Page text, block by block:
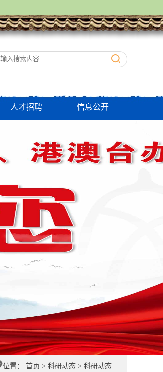
人才招聘 信息公开
位置： 首页 > 科研动态 > 科研动态